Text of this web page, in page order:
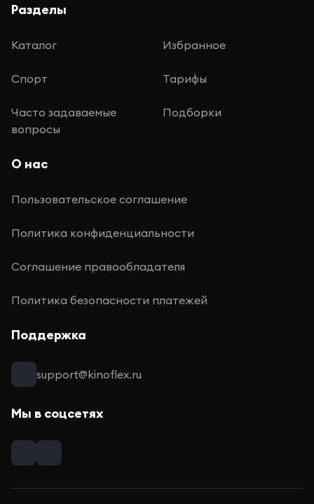
Разделы
Каталог Избранное
Спорт Тарифы
Часто задаваемые
вопросы
Подборки
О нас
Пользовательское соглашение
Политика конфиденциальности
Соглашение правообладателя
Политика безопасности платежей
Поддержка
support@kinoflex.ru
Мы в соцсетях